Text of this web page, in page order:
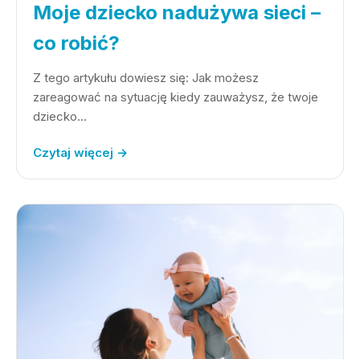
Moje dziecko nadużywa sieci –
co robić?
Z tego artykułu dowiesz się: Jak możesz
zareagować na sytuację kiedy zauważysz, że twoje
dziecko…
Czytaj więcej →